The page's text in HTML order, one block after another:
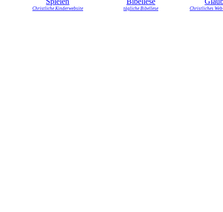
Christliche Kinderwebsite tägliche Bibellese Christliches